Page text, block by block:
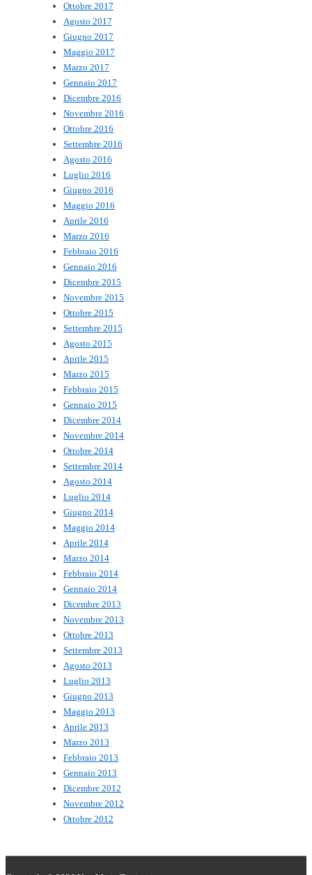
Ottobre 2017
Agosto 2017
Giugno 2017
Maggio 2017
Marzo 2017
Gennaio 2017
Dicembre 2016
Novembre 2016
Ottobre 2016
Settembre 2016
Agosto 2016
Luglio 2016
Giugno 2016
Maggio 2016
Aprile 2016
Marzo 2016
Febbraio 2016
Gennaio 2016
Dicembre 2015
Novembre 2015
Ottobre 2015
Settembre 2015
Agosto 2015
Aprile 2015
Marzo 2015
Febbraio 2015
Gennaio 2015
Dicembre 2014
Novembre 2014
Ottobre 2014
Settembre 2014
Agosto 2014
Luglio 2014
Giugno 2014
Maggio 2014
Aprile 2014
Marzo 2014
Febbraio 2014
Gennaio 2014
Dicembre 2013
Novembre 2013
Ottobre 2013
Settembre 2013
Agosto 2013
Luglio 2013
Giugno 2013
Maggio 2013
Aprile 2013
Marzo 2013
Febbraio 2013
Gennaio 2013
Dicembre 2012
Novembre 2012
Ottobre 2012